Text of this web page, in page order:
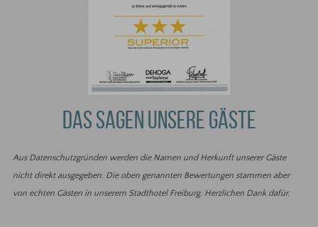
DAS SAGEN UNSERE GÄSTE
Aus Datenschutzgründen werden die Namen und Herkunft unserer Gäste
nicht direkt ausgegeben. Die oben genannten Bewertungen stammen aber
von echten Gästen in unserem Stadthotel Freiburg. Herzlichen Dank dafür.